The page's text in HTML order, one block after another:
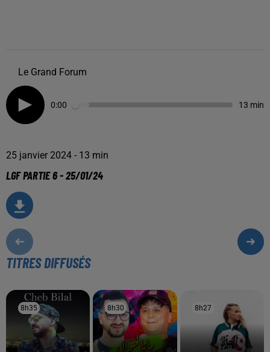
Le Grand Forum
0:00 13 min
25 janvier 2024 - 13 min
LGF PARTIE 6 - 25/01/24
TITRES DIFFUSÉS
8h35
8h35 8h30
8h30 8h27
8h27